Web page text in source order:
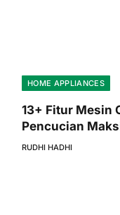
HOME APPLIANCES
13+ Fitur Mesin
Pencucian
RUDHI HADHI